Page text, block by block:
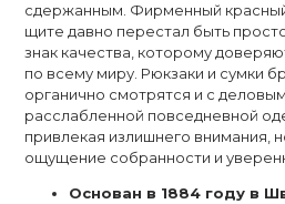
сдержанным. Фирменный
щите давно перестал быть
знак качества, которому
по всему миру. Рюкзаки и сумки
органично смотрятся и с
расслабленной повседневной
привлекая излишнего внимания,
ощущение собранности и
Основан в 1884 году в